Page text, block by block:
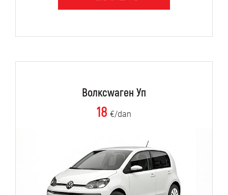
Волксwаген Уп
18 €/dan